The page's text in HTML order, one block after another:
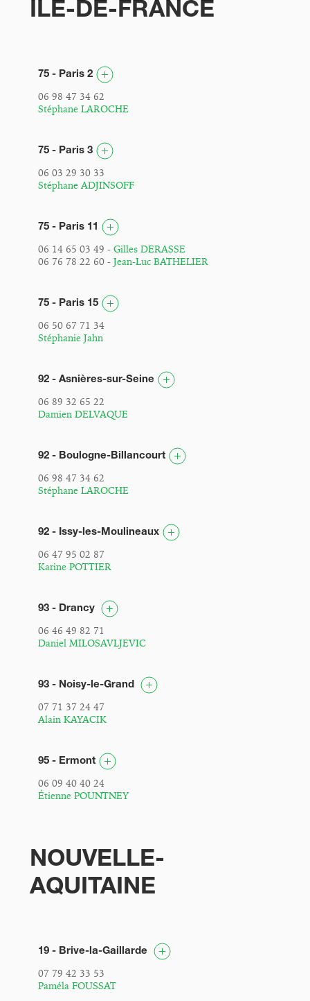
ÎLE-DE-FRANCE
75 - Paris 2
06 98 47 34 62
Stéphane LAROCHE
75 - Paris 3
06 03 29 30 33
Stéphane ADJINSOFF
75 - Paris 11
06 14 65 03 49 - Gilles DERASSE
06 76 78 22 60 - Jean-Luc BATHELIER
75 - Paris 15
06 50 67 71 34
Stéphanie Jahn
92 - Asnières-sur-Seine
06 89 32 65 22
Damien DELVAQUE
92 - Boulogne-Billancourt
06 98 47 34 62
Stéphane LAROCHE
92 - Issy-les-Moulineaux
06 47 95 02 87
Karine POTTIER
93 - Drancy
06 46 49 82 71
Daniel MILOSAVLJEVIC
93 - Noisy-le-Grand
07 71 37 24 47
Alain KAYACIK
95 - Ermont
06 09 40 40 24
Étienne POUNTNEY
NOUVELLE-
AQUITAINE
19 - Brive-la-Gaillarde
07 79 42 33 53
Paméla FOUSSAT